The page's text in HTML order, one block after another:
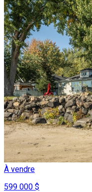
À vendre
599 000 $